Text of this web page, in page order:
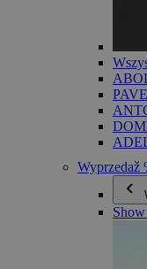
Wyprzedaž